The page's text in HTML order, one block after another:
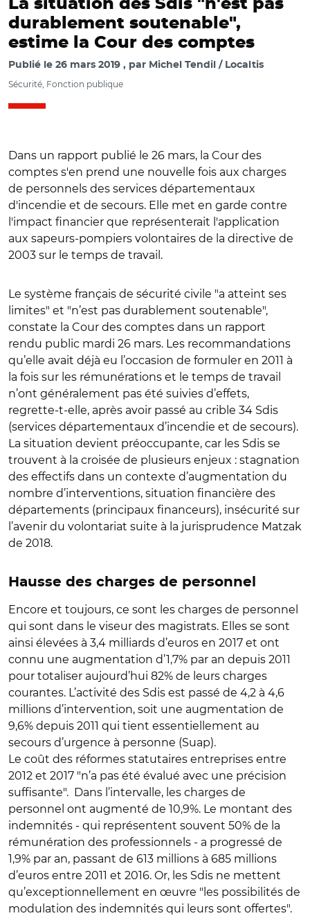
La situation des Sdis "n'est pas
durablement soutenable",
estime la Cour des comptes
Publié le 26 mars 2019 par Michel Tendil / Localtis
Sécurité, Fonction publique
Dans un rapport publié le 26 mars, la Cour des
comptes s'en prend une nouvelle fois aux charges
de personnels des services départementaux
d'incendie et de secours. Elle met en garde contre
l'impact financier que représenterait l'application
aux sapeurs-pompiers volontaires de la directive de
2003 sur le temps de travail.
Le système français de sécurité civile "a atteint ses
limites" et "n’est pas durablement soutenable",
constate la Cour des comptes dans un rapport
rendu public mardi 26 mars. Les recommandations
qu’elle avait déjà eu l’occasion de formuler en 2011 à
la fois sur les rémunérations et le temps de travail
n’ont généralement pas été suivies d’effets,
regrette-t-elle, après avoir passé au crible 34 Sdis
(services départementaux d’incendie et de secours).
La situation devient préoccupante, car les Sdis se
trouvent à la croisée de plusieurs enjeux : stagnation
des effectifs dans un contexte d’augmentation du
nombre d’interventions, situation financière des
départements (principaux financeurs), insécurité sur
l’avenir du volontariat suite à la jurisprudence Matzak
de 2018.
Hausse des charges de personnel
Encore et toujours, ce sont les charges de personnel
qui sont dans le viseur des magistrats. Elles se sont
ainsi élevées à 3,4 milliards d’euros en 2017 et ont
connu une augmentation d’1,7% par an depuis 2011
pour totaliser aujourd’hui 82% de leurs charges
courantes. L’activité des Sdis est passé de 4,2 à 4,6
millions d’intervention, soit une augmentation de
9,6% depuis 2011 qui tient essentiellement au
secours d’urgence à personne (Suap).
Le coût des réformes statutaires entreprises entre
2012 et 2017 "n’a pas été évalué avec une précision
suffisante". Dans l’intervalle, les charges de
personnel ont augmenté de 10,9%. Le montant des
indemnités - qui représentent souvent 50% de la
rémunération des professionnels - a progressé de
1,9% par an, passant de 613 millions à 685 millions
d’euros entre 2011 et 2016. Or, les Sdis ne mettent
qu’exceptionnellement en œuvre "les possibilités de
modulation des indemnités qui leurs sont offertes".